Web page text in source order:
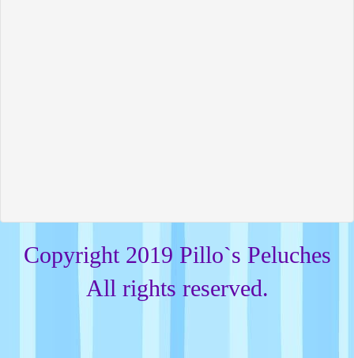
Copyright 2019 Pillo`s Peluches
All rights reserved.